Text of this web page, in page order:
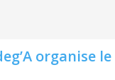
organise